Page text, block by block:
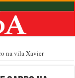
na vila Xavier